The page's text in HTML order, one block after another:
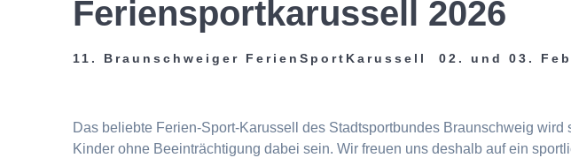
Feriensportkarussell 2026
11. Braunschweiger FerienSportKarussell 02. und 03.
Das beliebte Ferien-Sport-Karussell des Stadtsportbundes Braunschweig
Kinder ohne Beeinträchtigung dabei sein. Wir freuen uns deshalb auf ein